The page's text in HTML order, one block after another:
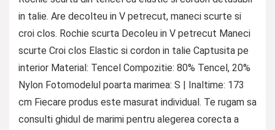
in talie. Are decolteu in V petrecut, maneci scurte si
croi clos. Rochie scurta Decoleu in V petrecut Maneci
scurte Croi clos Elastic si cordon in talie Captusita pe
interior Material: Tencel Compozitie: 80% Tencel, 20%
Nylon Fotomodelul poarta marimea: S | Inaltime: 173
cm Fiecare produs este masurat individual. Te rugam sa
consulti ghidul de marimi pentru alegerea corecta a